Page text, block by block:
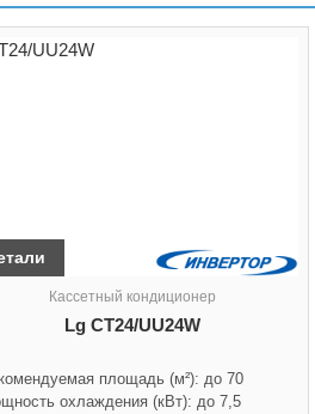
Кассетный кондиционер
Lg CT24/UU24W
площадь (м²): до 70
охлаждения (кВт): до 7,5